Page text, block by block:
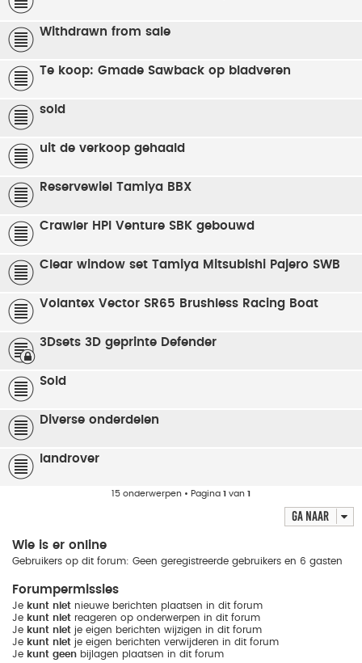
Withdrawn from sale
Te koop: Gmade Sawback op bladveren
sold
uit de verkoop gehaald
Reservewiel Tamiya BBX
Crawler HPI Venture SBK gebouwd
Clear window set Tamiya Mitsubishi Pajero SWB
Volantex Vector SR65 Brushless Racing Boat
3Dsets 3D geprinte Defender
Sold
Diverse onderdelen
landrover
15 onderwerpen • Pagina 1 van 1
Ga naar
Wie is er online
Gebruikers op dit forum: Geen geregistreerde gebruikers en 6 gasten
Forumpermissies
Je kunt niet nieuwe berichten plaatsen in dit forum
Je kunt niet reageren op onderwerpen in dit forum
Je kunt niet je eigen berichten wijzigen in dit forum
Je kunt niet je eigen berichten verwijderen in dit forum
Je kunt geen bijlagen plaatsen in dit forum